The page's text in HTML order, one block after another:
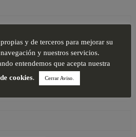
y de terceros para mejorar su
y nuestros servicios.
entendemos que acepta nuestra
cookies. Cerrar Aviso.